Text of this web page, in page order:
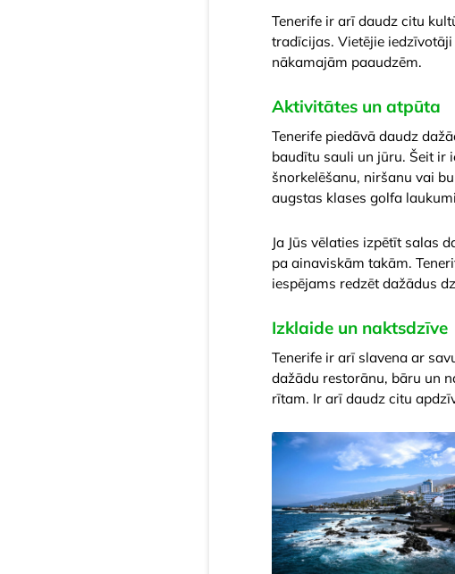
Tenerife ir arī daudz citu
tradīcijas. Vietējie
nākamajām paaudzēm.
Aktivitātes un atpūta
Tenerife piedāvā daudz
baudītu sauli un jūru. Šeit ir
šnorkelēšanu, niršanu vai
augstas klases golfa
Ja Jūs vēlaties izpētīt salas
pa ainaviskām takām.
iespējams redzēt dažādus
Izklaide un naktsdzīve
Tenerife ir arī slavena ar
dažādu restorānu, bāru un
rītam. Ir arī daudz citu